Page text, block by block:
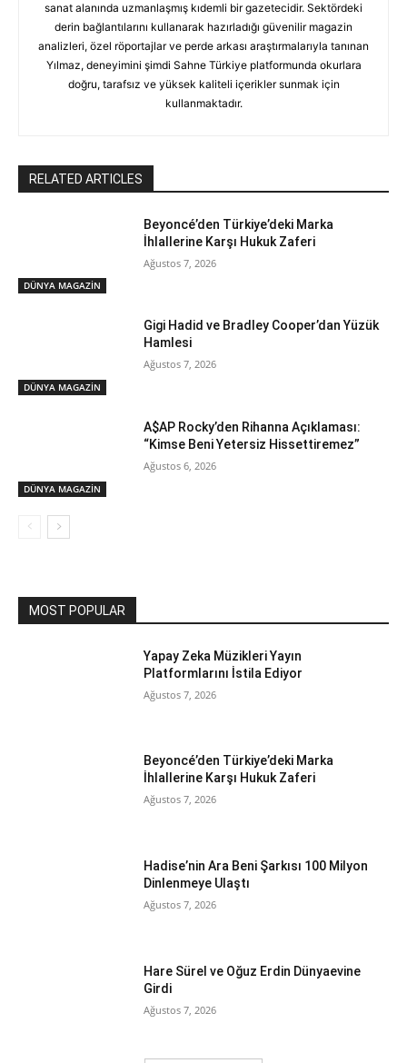
sanat alanında uzmanlaşmış kıdemli bir gazetecidir. Sektördeki
derin bağlantılarını kullanarak hazırladığı güvenilir magazin
analizleri, özel röportajlar ve perde arkası araştırmalarıyla tanınan
Yılmaz, deneyimini şimdi Sahne Türkiye platformunda okurlara
doğru, tarafsız ve yüksek kaliteli içerikler sunmak için
kullanmaktadır.
RELATED ARTICLES
DÜNYA MAGAZİN
Beyoncé’den Türkiye’deki Marka
İhlallerine Karşı Hukuk Zaferi
Ağustos 7, 2026
DÜNYA MAGAZİN
Gigi Hadid ve Bradley Cooper’dan Yüzük
Hamlesi
Ağustos 7, 2026
DÜNYA MAGAZİN
A$AP Rocky’den Rihanna Açıklaması:
“Kimse Beni Yetersiz Hissettiremez”
Ağustos 6, 2026
MOST POPULAR
Yapay Zeka Müzikleri Yayın
Platformlarını İstila Ediyor
Ağustos 7, 2026
Beyoncé’den Türkiye’deki Marka
İhlallerine Karşı Hukuk Zaferi
Ağustos 7, 2026
Hadise’nin Ara Beni Şarkısı 100 Milyon
Dinlenmeye Ulaştı
Ağustos 7, 2026
Hare Sürel ve Oğuz Erdin Dünyaevine
Girdi
Ağustos 7, 2026